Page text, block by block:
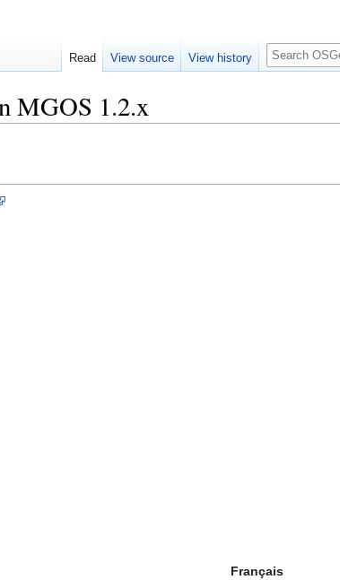
MGOS 1.2.x
Français
Read View source View history
Search